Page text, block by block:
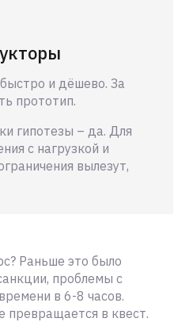
и дёшево. За
прототип.
гипотезы – да. Для
с нагрузкой и
вылезут,
Раньше это было
проблемы с
в 6-8 часов.
превращается в квест.